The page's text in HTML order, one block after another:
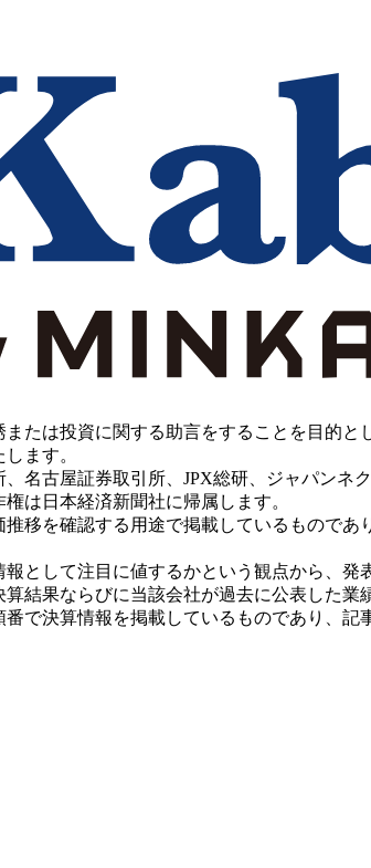
たは投資に関する助言をすることを目的と
ます。
古屋証券取引所、JPX総研、ジャパンネク
は日本経済新聞社に帰属します。
移を確認する用途で掲載しているもので
として注目に値するかという観点から、
結果ならびに当該会社が過去に公表した
で決算情報を掲載しているものであり、